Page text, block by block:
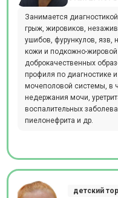
Занимается
грыж, жировиков,
ушибов, фурункулов, язв,
кожи и подкожно-жировой
доброкачественных
профиля по диагностике
мочеполовой системы, в
недержания мочи,
воспалительных
пиелонефрита и др.
детский